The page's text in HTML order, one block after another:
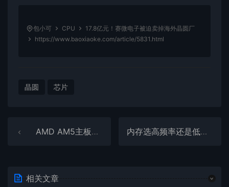
包小可 CPU
17.8亿元！赛微电子被迫卖掉海外晶圆厂
https://www.baoxiaoke.com/article/5831.html
晶圆 芯片
AMD AM5主板存安全漏洞：赶紧刷新BIOS 内存选高频率还是低延迟
相关文章